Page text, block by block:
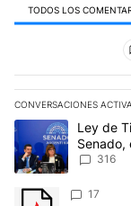
TODOS LOS
Todos los
CONVERSACIONES
Este listado
Un artículo deLey de
Senado,
del316
Un artículo de
17